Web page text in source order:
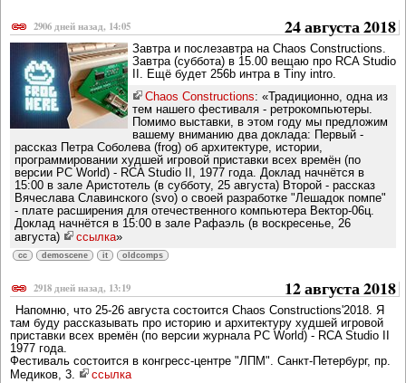
2906 дней назад, 14:05 24 августа 2018
Завтра и послезавтра на Chaos Constructions.
Завтра (суббота) в 15.00 вещаю про RCA Studio
II. Ещё будет 256b интра в Tiny intro.
Chaos Constructions: «Традиционно, одна из
тем нашего фестиваля - ретрокомпьютеры.
Помимо выставки, в этом году мы предложим
вашему вниманию два доклада: Первый -
рассказ Петра Соболева (frog) об архитектуре, истории,
программировании худшей игровой приставки всех времён (по
версии PC World) - RCA Studio II, 1977 года. Доклад начнётся в
15:00 в зале Аристотель (в субботу, 25 августа) Второй - рассказ
Вячеслава Славинского (svo) о своей разработке "Лешадок помпе"
- плате расширения для отечественного компьютера Вектор-06ц.
Доклад начнётся в 15:00 в зале Рафаэль (в воскресенье, 26
августа)
ссылка»
cc demoscene it oldcomps
2918 дней назад, 13:19 12 августа 2018
Напомню, что 25-26 августа состоится Chaos Constructions'2018. Я
там буду рассказывать про историю и архитектуру худшей игровой
приставки всех времён (по версии журнала PC World) - RCA Studio II
1977 года.
Фестиваль состоится в конгресс-центре "ЛПМ". Санкт-Петербург, пр.
Медиков, 3.
ссылка